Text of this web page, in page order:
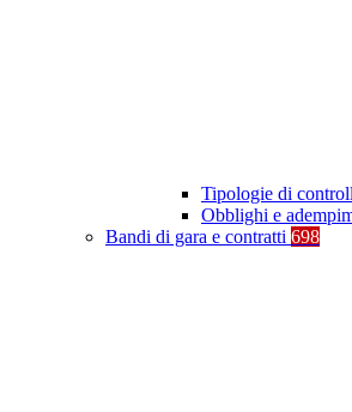
Tipologie di
Obblighi e
Bandi di gara e contratti 698